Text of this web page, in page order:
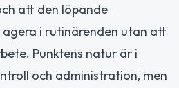
att den löpande
i rutinärenden utan att
Punktens natur är i
och administration, men